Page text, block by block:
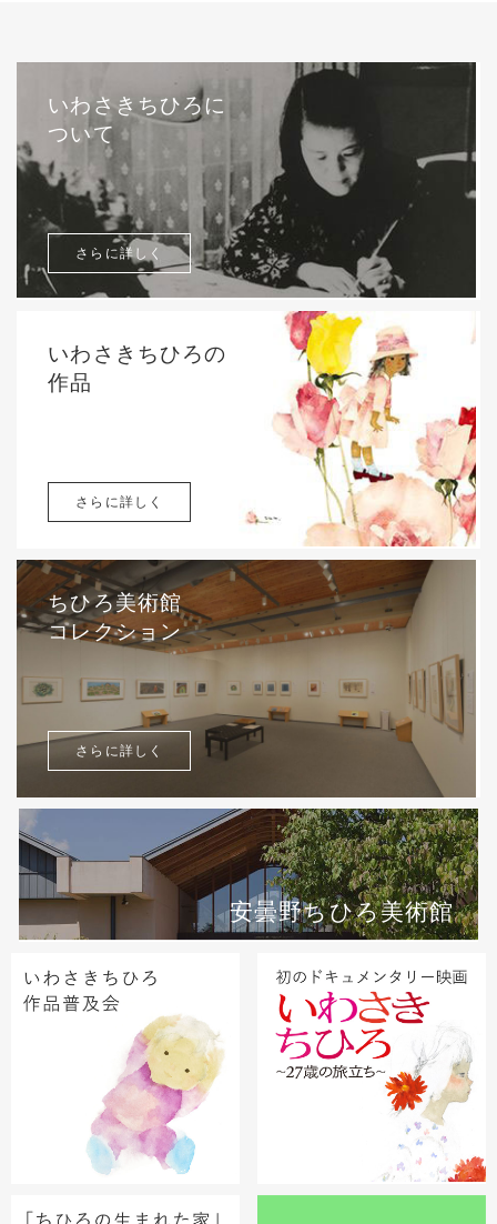
いわさきちひろに
ついて
さらに詳しく
いわさきちひろの
作品
さらに詳しく
ちひろ美術館
コレクション
さらに詳しく
安曇野ちひろ美術館